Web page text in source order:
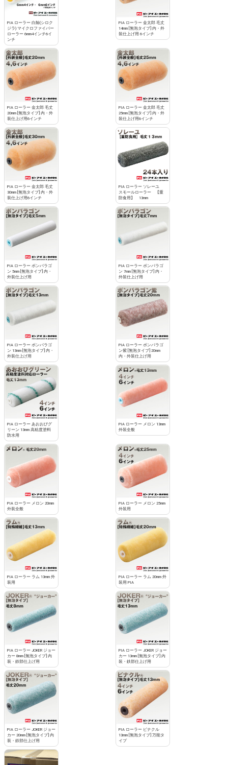
PIA ローラー 白鯨(シロク
ジラ) マイクロファイバー
ローラー 6mm4インチ6イ
ンチ
PIA ローラー 金太郎 毛丈
14mm [無泡タイプ] 内・外
装仕上げ用 6インチ
PIA ローラー 金太郎 毛丈
20mm [無泡タイプ] 内・外
装仕上げ用6インチ
PIA ローラー 金太郎 毛丈
25mm [無泡タイプ] 内・外
装仕上げ用6インチ
PIA ローラー 金太郎 毛丈
30mm [無泡タイプ] 内・外
装仕上げ用6インチ
PIA ローラー ソレーユ
スモールローラー 【重
防食用】 13mm
PIA ローラー ボンパラゴ
ン 5mm [無泡タイプ] 内・
外装仕上げ用
PIA ローラー ボンパラゴ
ン 7mm [無泡タイプ] 内・
外装仕上げ用
PIA ローラー ボンパラゴ
ン 13mm [無泡タイプ] 内・
外装仕上げ用
PIA ローラー ボンパラゴ
ン紫 [無泡タイプ] 20mm
内・外装仕上げ用
PIA ローラー あおおびグ
リーン 13mm 高粘度塗料
防水用
PIA ローラー メロン 13mm
外装全般
PIA ローラー メロン 20mm
外装全般
PIA ローラー メロン 25mm
外装用
PIA ローラー ラム 13mm 外
装用
PIA ローラー ラム 20mm 外
装用 PIA
PIA ローラー JOKER ジョー
カー 8mm [無泡タイプ] 内
装・鉄部仕上げ用
PIA ローラー JOKER ジョー
カー 13mm [無泡タイプ] 内
装・鉄部仕上げ用
PIA ローラー JOKER ジョー
カー 20mm [無泡タイプ] 内
装・鉄部仕上げ用
PIA ローラー ピナクル
13mm [無泡タイプ] 万能タ
イプ